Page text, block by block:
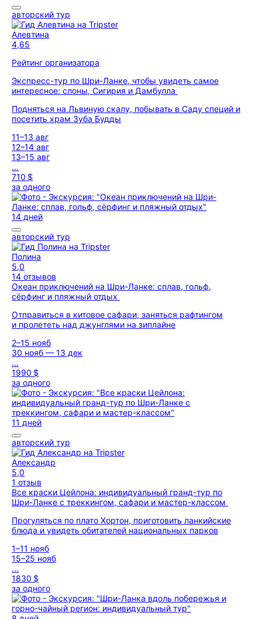
авторский тур
Алевтина
4,65
Рейтинг организатора
Экспресс-тур по Шри-Ланке, чтобы увидеть самое
интересное: слоны, Сигирия и Дамбулла
Подняться на Львиную скалу, побывать в Саду специй и
посетить храм Зуба Будды
11–13 авг
12–14 авг
13–15 авг
...
710 $
за одного
14 дней
авторский тур
Полина
5,0
14 отзывов
Океан приключений на Шри-Ланке: сплав, гольф,
сёрфинг и пляжный отдых
Отправиться в китовое сафари, заняться рафтингом
и пролететь над джунглями на зиплайне
2–15 нояб
30 нояб — 13 дек
...
1990 $
за одного
11 дней
авторский тур
Александр
5,0
1 отзыв
Все краски Цейлона: индивидуальный гранд-тур по
Шри-Ланке с треккингом, сафари и мастер-классом
Прогуляться по плато Хортон, приготовить ланкийские
блюда и увидеть обитателей национальных парков
1–11 нояб
15–25 нояб
...
1830 $
за одного